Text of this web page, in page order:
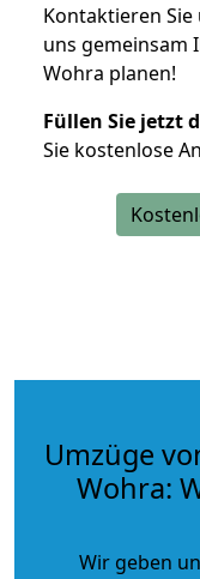
Kontaktieren Sie
uns gemeinsam
Wohra planen!
Füllen Sie jetzt
Sie kostenlose
Umzüge
Wohra:
Wir geben